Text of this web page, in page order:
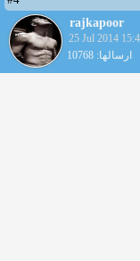
rajkapoor
25 Jul 2014
ارسالها: 10768